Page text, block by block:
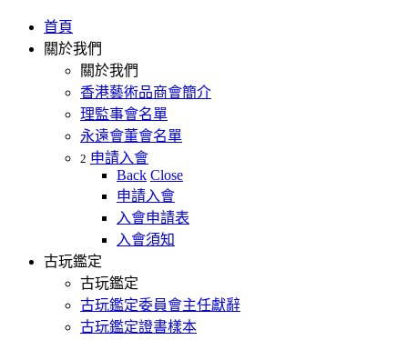
首頁
關於我們
關於我們
香港藝術品商會簡介
理監事會名單
永遠會董會名單
2 申請入會
Back Close
申請入會
入會申請表
入會須知
古玩鑑定
古玩鑑定
古玩鑑定委員會主任獻辭
古玩鑑定證書樣本